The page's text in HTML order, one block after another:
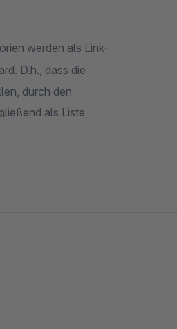
werden als Link-
als Liste
im Menü angezeigt
D.h., dass die
durch den